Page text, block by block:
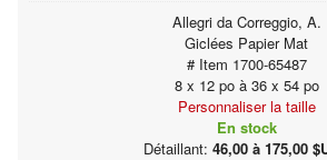
Allegri da Correggio, A.
Giclées Papier Mat
# Item 1700-65487
8 x 12 po à 36 x 54 po
Personnaliser la taille
En stock
Détaillant: 46,00 à 175,00